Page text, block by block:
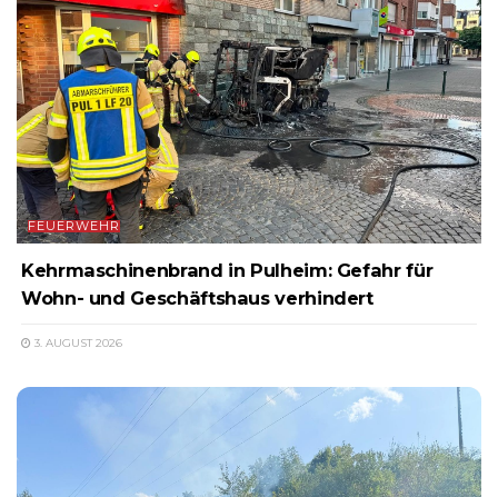
FEUERWEHR
Kehrmaschinenbrand in Pulheim: Gefahr für
Wohn- und Geschäftshaus verhindert
3. AUGUST 2026